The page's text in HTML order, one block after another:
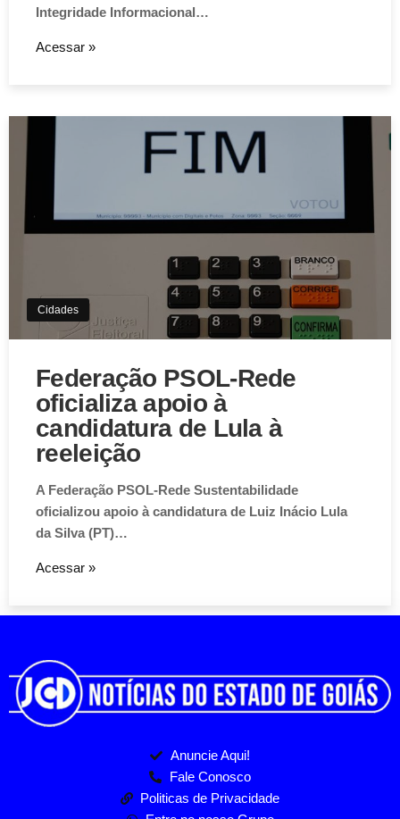
Integridade Informacional…
Acessar »
Cidades
Federação PSOL-Rede
oficializa apoio à
candidatura de Lula à
reeleição
A Federação PSOL-Rede Sustentabilidade
oficializou apoio à candidatura de Luiz Inácio Lula
da Silva (PT)…
Acessar »
Anuncie Aqui!
Fale Conosco
Politicas de Privacidade